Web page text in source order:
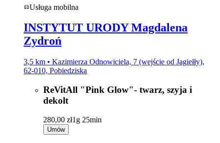
Usługa mobilna
INSTYTUT URODY Magdalena
Zydroń
3,5 km • Kazimierza Odnowiciela, 7 (wejście od Jagiełły),
62-010, Pobiedziska
ReVitAll "Pink Glow"- twarz, szyja i
dekolt
280,00 zł1g 25min
Umów